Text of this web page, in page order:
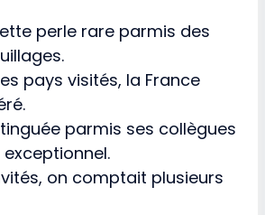
perle rare parmis des
pays visités, la France
parmis ses collègues
on comptait plusieurs